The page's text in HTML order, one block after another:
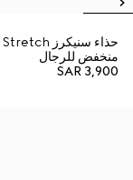
منخفض للرجال
SAR 3,900